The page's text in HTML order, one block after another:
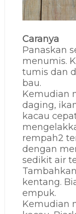
Caranya
Panaskan
menumis.
tumis dan
bau.
Kemudian
daging,
kacau
rempah2
dengan
sedikit air
kentang.
empuk.
Kemudian